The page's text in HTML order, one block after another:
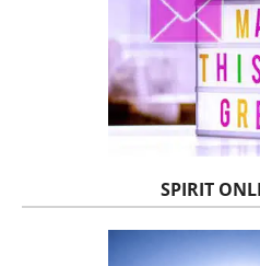
SPIRIT